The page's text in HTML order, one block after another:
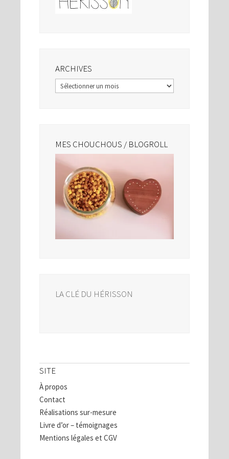
ARCHIVES
Archives
MES CHOUCHOUS / BLOGROLL
LA CLÉ DU HÉRISSON
SITE
À propos
Contact
Réalisations sur-mesure
Livre d’or – témoignages
Mentions légales et CGV